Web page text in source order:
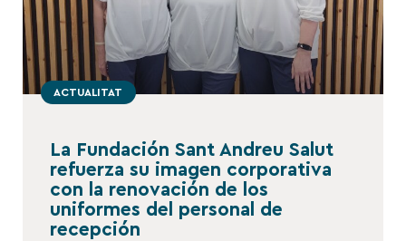
ACTUALITAT
La Fundación Sant Andreu Salut
refuerza su imagen corporativa
con la renovación de los
uniformes del personal de
recepción